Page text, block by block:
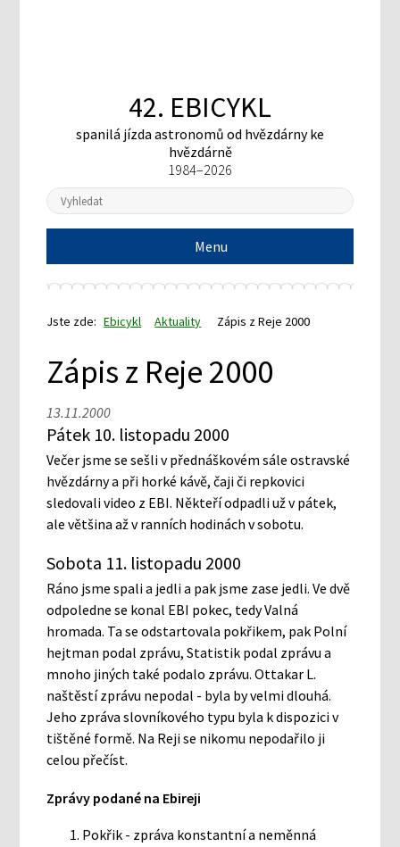
42. EBICYKL
spanilá jízda astronomů od hvězdárny ke
hvězdárně
1984–2026
Menu
Jste zde: Ebicykl Aktuality Zápis z Reje 2000
Zápis z Reje 2000
13.11.2000
Pátek 10. listopadu 2000
Večer jsme se sešli v přednáškovém sále ostravské
hvězdárny a při horké kávě, čaji či repkovici
sledovali video z EBI. Někteří odpadli už v pátek,
ale většina až v ranních hodinách v sobotu.
Sobota 11. listopadu 2000
Ráno jsme spali a jedli a pak jsme zase jedli. Ve dvě
odpoledne se konal EBI pokec, tedy Valná
hromada. Ta se odstartovala pokřikem, pak Polní
hejtman podal zprávu, Statistik podal zprávu a
mnoho jiných také podalo zprávu. Ottakar L.
naštěstí zprávu nepodal - byla by velmi dlouhá.
Jeho zpráva slovníkového typu byla k dispozici v
tištěné formě. Na Reji se nikomu nepodařilo ji
celou přečíst.
Zprávy podané na Ebireji
Pokřik - zpráva konstantní a neměnná